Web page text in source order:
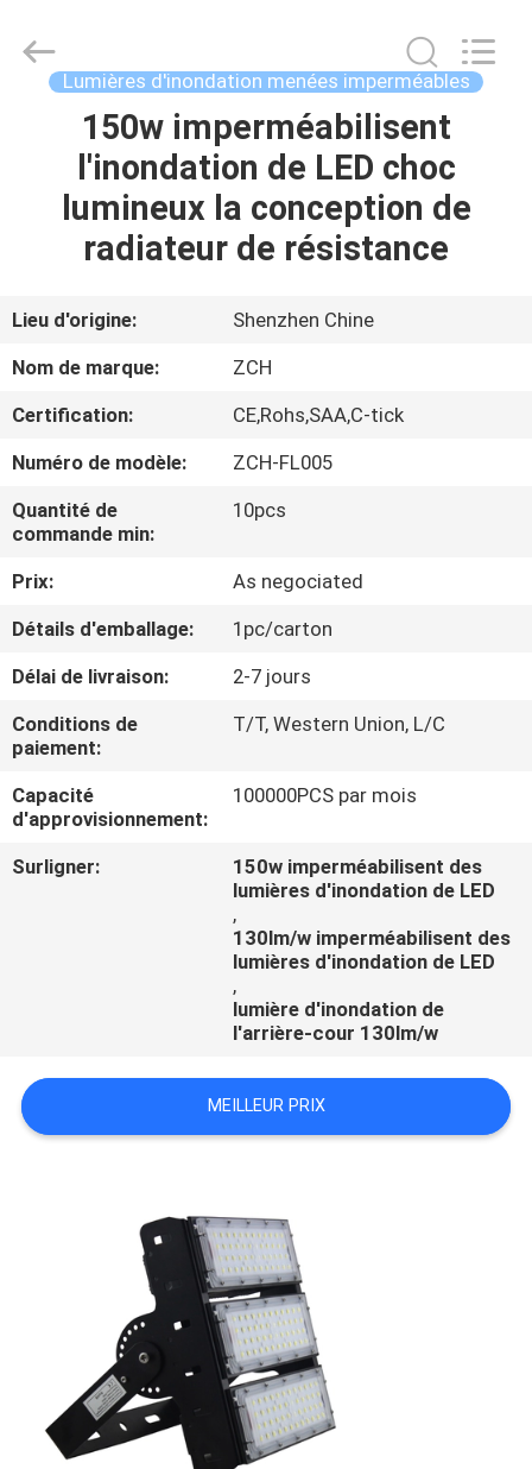
MAISON
PRODUITS
SUJET
DE
NOUS
VISITE
D'USINE
CONTRÔLE
DE
QUALITÉ
CONTACTEZ-
NOUS
NOUVELLES
LINE
Fournisseur.
Copyright
ceilingledpanellights.com.
Lumières d'inondation menées imperméables
150w imperméabilisent
l'inondation de LED choc
lumineux la conception de
radiateur de résistance
Lieu d'origine:
Shenzhen Chine
Nom de marque:
ZCH
Certification:
CE,Rohs,SAA,C-tick
Numéro de modèle:
ZCH-FL005
Quantité de
commande min:
10pcs
Prix:
As negociated
Détails d'emballage:
1pc/carton
Délai de livraison:
2-7 jours
Conditions de
paiement:
T/T, Western Union, L/C
Capacité
d'approvisionnement:
100000PCS par mois
Surligner:
150w imperméabilisent des
lumières d'inondation de LED
,
130lm/w imperméabilisent des
lumières d'inondation de LED
,
lumière d'inondation de
l'arrière-cour 130lm/w
MEILLEUR PRIX